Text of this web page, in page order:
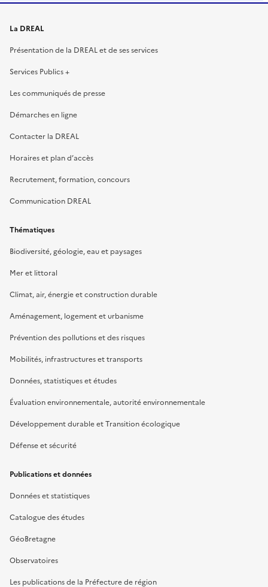
La DREAL
Présentation de la DREAL et de ses services
Services Publics +
Les communiqués de presse
Démarches en ligne
Contacter la DREAL
Horaires et plan d’accès
Recrutement, formation, concours
Communication DREAL
Thématiques
Biodiversité, géologie, eau et paysages
Mer et littoral
Climat, air, énergie et construction durable
Aménagement, logement et urbanisme
Prévention des pollutions et des risques
Mobilités, infrastructures et transports
Données, statistiques et études
Évaluation environnementale, autorité environnementale
Développement durable et Transition écologique
Défense et sécurité
Publications et données
Données et statistiques
Catalogue des études
GéoBretagne
Observatoires
Les publications de la Préfecture de région